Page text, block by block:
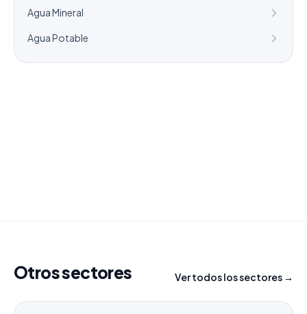
Agua Mineral
Agua Potable
Otros sectores Ver todos los sectores →